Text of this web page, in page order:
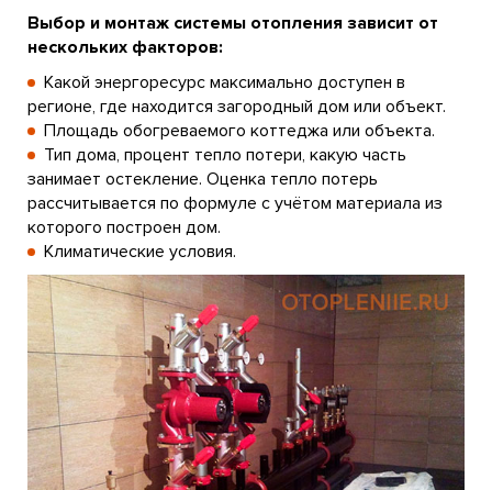
Выбор и монтаж системы отопления зависит от
нескольких факторов:
Какой энергоресурс максимально доступен в
регионе, где находится загородный дом или объект.
Площадь обогреваемого коттеджа или объекта.
Тип дома, процент тепло потери, какую часть
занимает остекление. Оценка тепло потерь
рассчитывается по формуле с учётом материала из
которого построен дом.
Климатические условия.